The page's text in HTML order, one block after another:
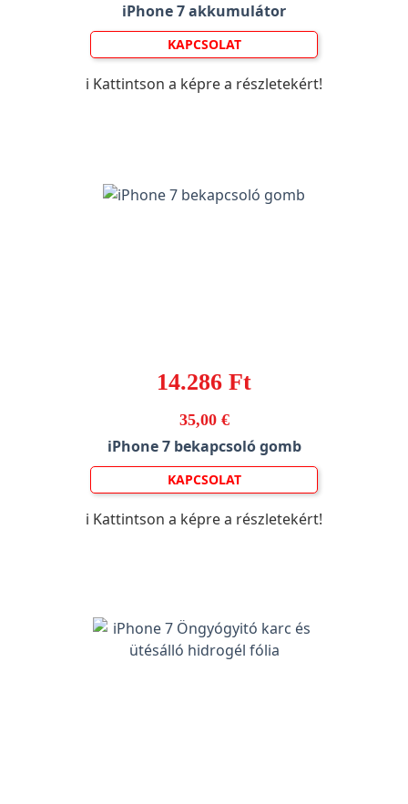
iPhone 7 akkumulátor
KAPCSOLAT
ℹ️ Kattintson a képre a részletekért!
14.286 Ft
35,00 €
iPhone 7 bekapcsoló gomb
KAPCSOLAT
ℹ️ Kattintson a képre a részletekért!